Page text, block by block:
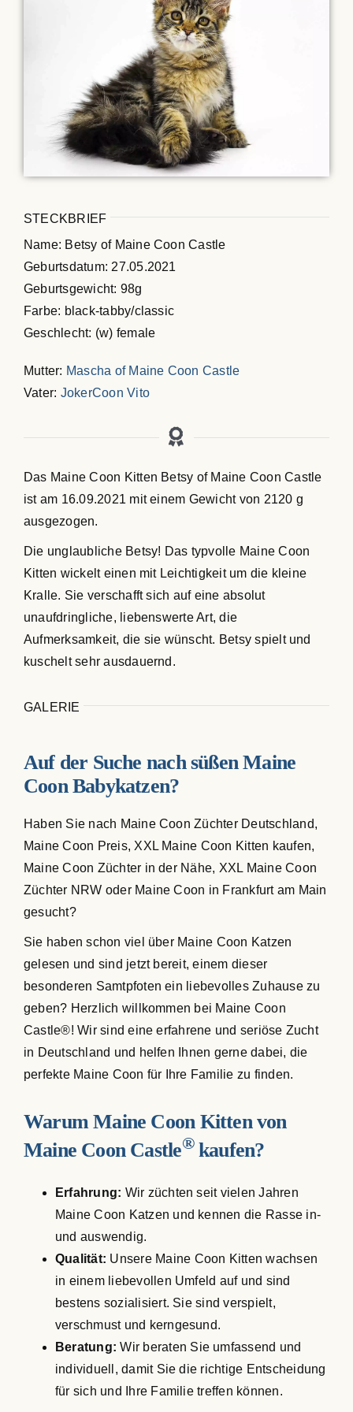
Maine Coon Kastraten
Katzenblog
Über uns
Suche
nach:
STECKBRIEF
Name: Betsy of Maine Coon Castle
Geburtsdatum: 27.05.2021
Geburtsgewicht: 98g
Farbe: black-tabby/classic
Geschlecht: (w) female
Mutter: Mascha of Maine Coon Castle
Vater: JokerCoon Vito
Das Maine Coon Kitten Betsy of Maine Coon Castle
ist am 16.09.2021 mit einem Gewicht von 2120 g
ausgezogen.
Die unglaubliche Betsy! Das typvolle Maine Coon
Kitten wickelt einen mit Leichtigkeit um die kleine
Kralle. Sie verschafft sich auf eine absolut
unaufdringliche, liebenswerte Art, die
Aufmerksamkeit, die sie wünscht. Betsy spielt und
kuschelt sehr ausdauernd.
GALERIE
Auf der Suche nach süßen Maine
Coon Babykatzen?
Haben Sie nach Maine Coon Züchter Deutschland,
Maine Coon Preis, XXL Maine Coon Kitten kaufen,
Maine Coon Züchter in der Nähe, XXL Maine Coon
Züchter NRW oder Maine Coon in Frankfurt am Main
gesucht?
Sie haben schon viel über Maine Coon Katzen
gelesen und sind jetzt bereit, einem dieser
besonderen Samtpfoten ein liebevolles Zuhause zu
geben? Herzlich willkommen bei Maine Coon
Castle®! Wir sind eine erfahrene und seriöse Zucht
in Deutschland und helfen Ihnen gerne dabei, die
perfekte Maine Coon für Ihre Familie zu finden.
Warum Maine Coon Kitten von
Maine Coon Castle®kaufen?
Erfahrung: Wir züchten seit vielen Jahren
Maine Coon Katzen und kennen die Rasse in-
und auswendig.
Qualität: Unsere Maine Coon Kitten wachsen
in einem liebevollen Umfeld auf und sind
bestens sozialisiert. Sie sind verspielt,
verschmust und kerngesund.
Beratung: Wir beraten Sie umfassend und
individuell, damit Sie die richtige Entscheidung
für sich und Ihre Familie treffen können.